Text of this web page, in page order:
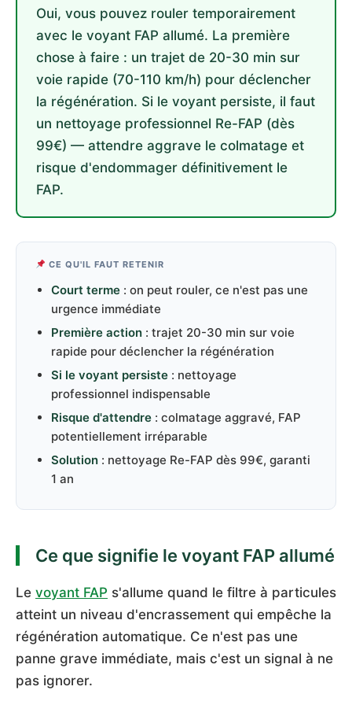
Oui, vous pouvez rouler temporairement
avec le voyant FAP allumé. La première
chose à faire : un trajet de 20-30 min sur
voie rapide (70-110 km/h) pour déclencher
la régénération. Si le voyant persiste, il faut
un nettoyage professionnel Re-FAP (dès
99€) — attendre aggrave le colmatage et
risque d'endommager définitivement le
FAP.
CE QU'IL FAUT RETENIR
Court terme : on peut rouler, ce n'est pas une
urgence immédiate
Première action : trajet 20-30 min sur voie
rapide pour déclencher la régénération
Si le voyant persiste : nettoyage
professionnel indispensable
Risque d'attendre : colmatage aggravé, FAP
potentiellement irréparable
Solution : nettoyage Re-FAP dès 99€, garanti
1 an
Ce que signifie le voyant FAP allumé
Le voyant FAP s'allume quand le filtre à particules
atteint un niveau d'encrassement qui empêche la
régénération automatique. Ce n'est pas une
panne grave immédiate, mais c'est un signal à ne
pas ignorer.